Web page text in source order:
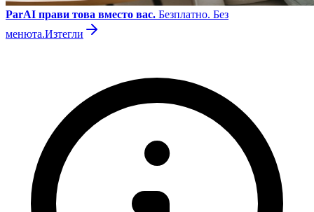
ParAI прави това вместо вас. Безплатно. Без
менюта.Изтегли